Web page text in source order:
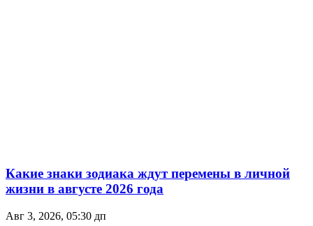
Какие знаки зодиака ждут перемены в личной
жизни в августе 2026 года
Авг 3, 2026, 05:30 дп